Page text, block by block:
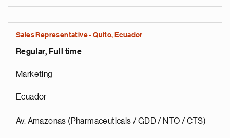
Sales Representative - Quito, Ecuador
Regular, Full time
Marketing
Ecuador
Av. Amazonas (Pharmaceuticals / GDD / NTO / CTS)